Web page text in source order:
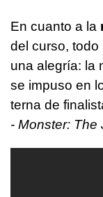
En cuanto a la
del curso, todo
una alegría: la
se impuso en
terna de
- Monster: The